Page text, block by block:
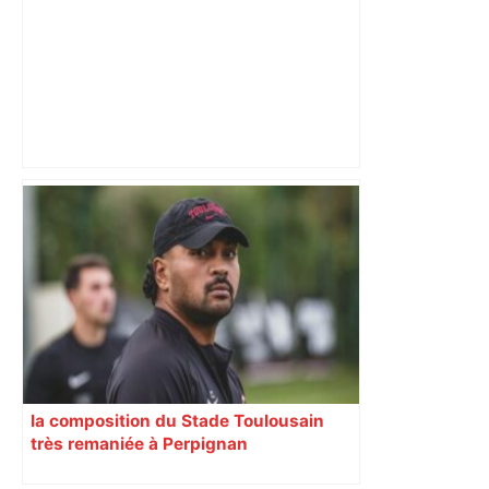
Un homme allongé sur les rails : il
meurt percuté par un train, le trafic
ferroviaire à l’arrêt dans le Lauragais,
au sud de Toulouse – ladepeche.fr
la composition du Stade Toulousain
très remaniée à Perpignan